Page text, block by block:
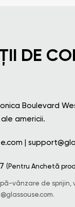
DE
Boulevard
americii.
|
(Pentru Anchetă
vânzare de sprijin,
.